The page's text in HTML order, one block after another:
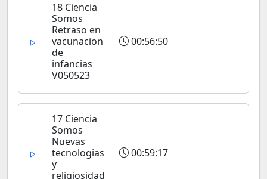
18 Ciencia
Somos
Retraso en
vacunacion
de
infancias
V050523
00:56:50
17 Ciencia
Somos
Nuevas
tecnologias
y
religiosidad
00:59:17